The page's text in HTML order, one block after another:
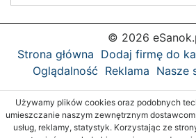
© 2026
Strona główna Dodaj firmę do
Oglądalność Reklama Nasze
Używamy plików cookies oraz podobnych
umieszczanie naszym zewnętrznym
usług, reklamy, statystyk. Korzystając ze